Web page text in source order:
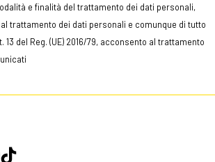
e finalità del trattamento dei dati personali,
trattamento dei dati personali e comunque di tutto
13 del Reg. (UE) 2016/79, acconsento al trattamento